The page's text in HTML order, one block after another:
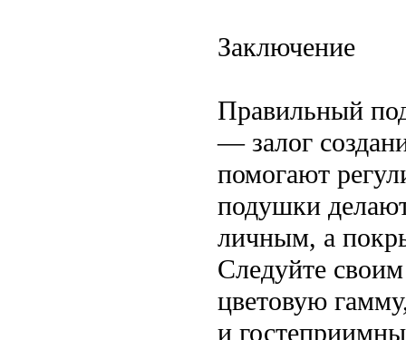
Заключение
Правильный
— залог
помогают
подушки
личным, а
Следуйте
цветовую
и